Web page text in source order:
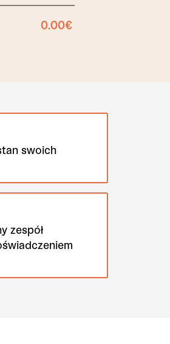
swoich
zespół